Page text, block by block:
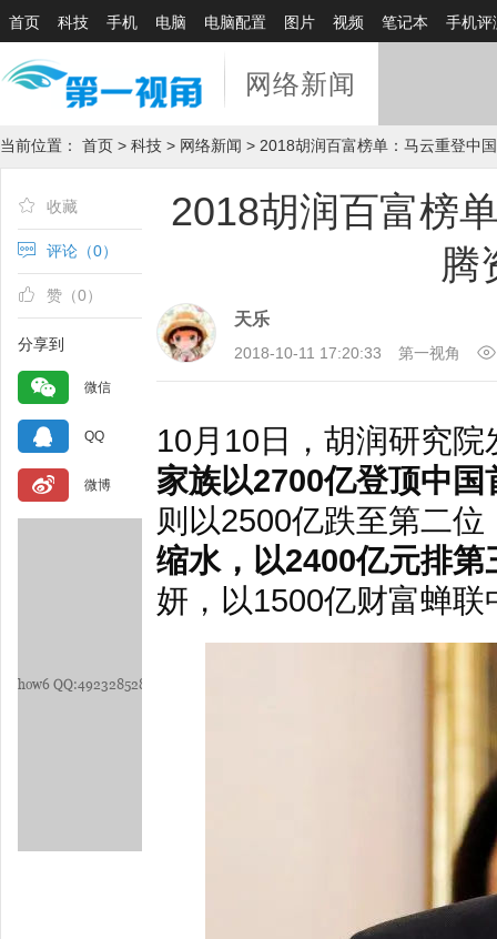
首页 科技 手机 电脑 电脑配置 图片 视频 笔记本 手机评
网络新闻
当前位置： 首页 > 科技 > 网络新闻 > 2018胡润百富榜单：马云重登中
2018胡润百富榜
腾
天乐
2018-10-11 17:20:33 第一视角
10月10日，胡润研究
家族以2700亿登顶中国
则以2500亿跌至第二位
缩水，以2400亿元排第
妍，以1500亿财富蝉联
收藏
评论（0）
赞（0）
分享到
微信
QQ
微博